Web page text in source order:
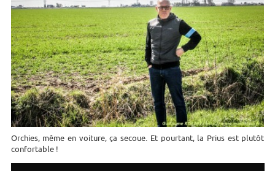
Orchies, même en voiture, ça secoue. Et pourtant, la Prius est plutôt
confortable !